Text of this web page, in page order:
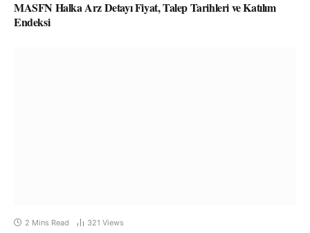
MASFN Halka Arz Detayı Fiyat, Talep Tarihleri ve Katılım
Endeksi
2 Mins Read 321 Views